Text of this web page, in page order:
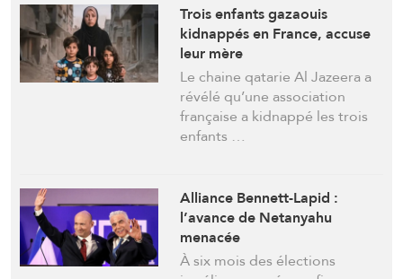
Trois enfants gazaouis
kidnappés en France, accuse
leur mère
Le chaine qatarie Al Jazeera a
révélé qu’une association
française a kidnappé les trois
enfants …
Alliance Bennett-Lapid :
l’avance de Netanyahu
menacée
À six mois des élections